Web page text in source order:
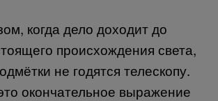
когда дело доходит до
происхождения света,
не годятся телескопу.
окончательное выражение